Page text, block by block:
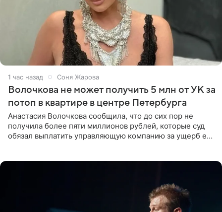
1 час назад Соня Жарова
Волочкова не может получить 5 млн от УК за
потоп в квартире в центре Петербурга
Анастасия Волочкова сообщила, что до сих пор не
получила более пяти миллионов рублей, которые суд
обязал выплатить управляющую компанию за ущерб ее